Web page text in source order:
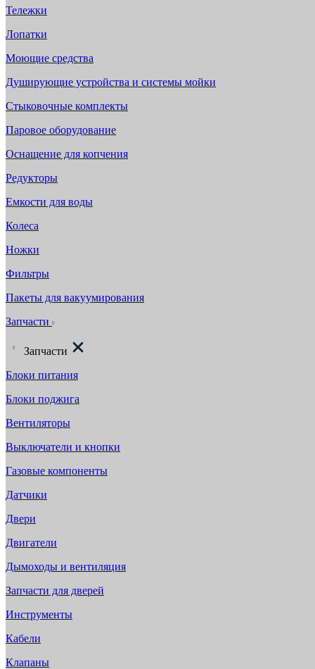
Тележки
Лопатки
Моющие средства
Душирующие устройства и системы мойки
Стыковочные комплекты
Паровое оборудование
Оснащение для копчения
Редукторы
Емкости для воды
Колеса
Ножки
Фильтры
Пакеты для вакуумирования
Запчасти
Запчасти
Блоки питания
Блоки поджига
Вентиляторы
Выключатели и кнопки
Газовые компоненты
Датчики
Двери
Двигатели
Дымоходы и вентиляция
Запчасти для дверей
Инструменты
Кабели
Клапаны